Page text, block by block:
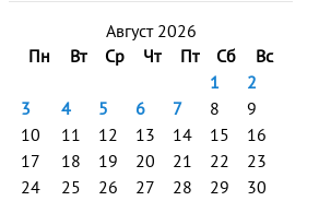
Август 2026
Пн
Вт Ср Чт Пт Сб
Вс
1
2
3
4 5 6 7 8
9
10
11 12 13 14 15
16
17
18 19 20 21 22
23
24
25 26 27 28 29
30